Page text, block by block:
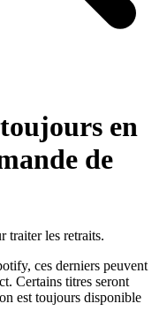
en
de
traiter les retraits.
ces derniers peuvent
Certains titres seront
est toujours disponible